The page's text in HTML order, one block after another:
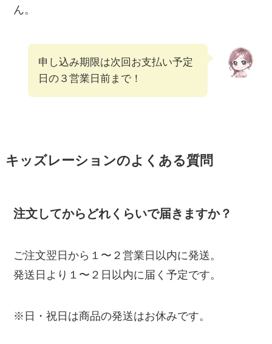
ん。
申し込み期限は次回お支払い予定
日の３営業日前まで！
キッズレーションのよくある質問
注文してからどれくらいで届きますか？
ご注文翌日から１〜２営業日以内に発送。
発送日より１〜２日以内に届く予定です。
※日・祝日は商品の発送はお休みです。